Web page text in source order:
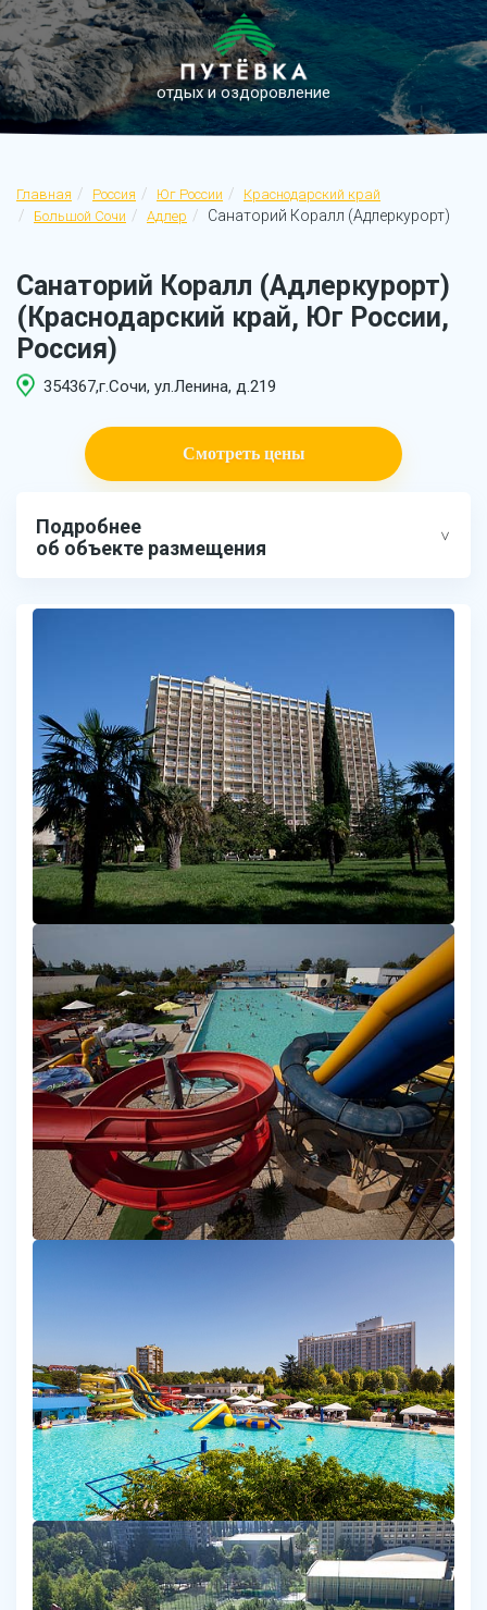
отдых и оздоровление
Главная Россия Юг России
Краснодарский край
Большой Сочи
Адлер Санаторий Коралл (Адлеркурорт)
Санаторий Коралл (Адлеркурорт)
(Краснодарский край, Юг России,
Россия)
354367,г.Сочи, ул.Ленина, д.219
Смотреть цены
Подробнее
об объекте размещения